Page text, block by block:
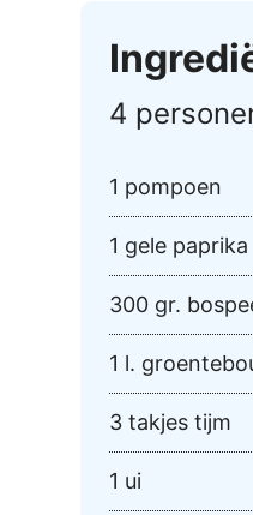
4
1 pompoen
1 gele paprika
300 gr.
1 l.
3 takjes tijm
1 ui